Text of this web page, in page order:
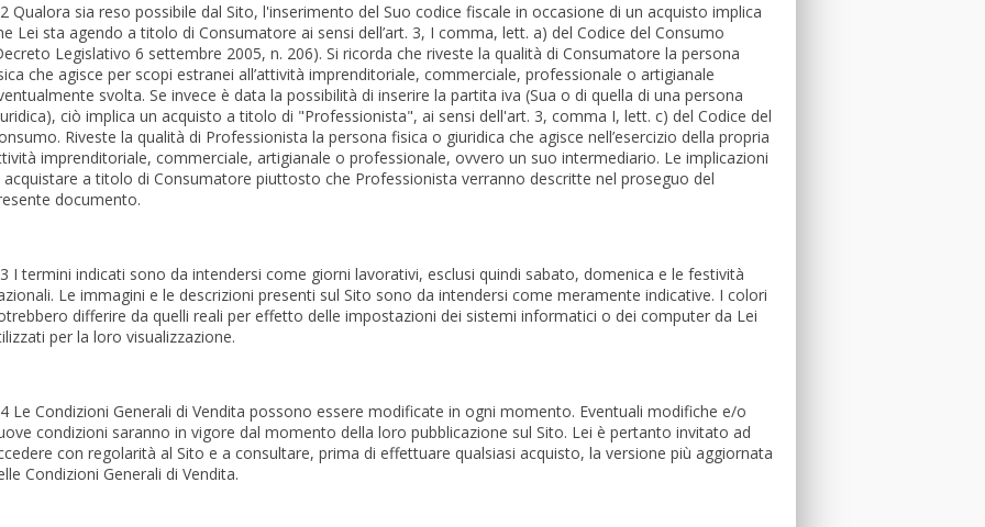
Qualora sia reso possibile dal Sito, l'inserimento del Suo codice fiscale in occasione di un acquisto implica
Lei sta agendo a titolo di Consumatore ai sensi dell’art. 3, I comma, lett. a) del Codice del Consumo
Legislativo 6 settembre 2005, n. 206). Si ricorda che riveste la qualità di Consumatore la persona
che agisce per scopi estranei all’attività imprenditoriale, commerciale, professionale o artigianale
svolta. Se invece è data la possibilità di inserire la partita iva (Sua o di quella di una persona
ciò implica un acquisto a titolo di "Professionista", ai sensi dell'art. 3, comma I, lett. c) del Codice del
Riveste la qualità di Professionista la persona fisica o giuridica che agisce nell’esercizio della propria
imprenditoriale, commerciale, artigianale o professionale, ovvero un suo intermediario. Le implicazioni
acquistare a titolo di Consumatore piuttosto che Professionista verranno descritte nel proseguo del
documento.
I termini indicati sono da intendersi come giorni lavorativi, esclusi quindi sabato, domenica e le festività
Le immagini e le descrizioni presenti sul Sito sono da intendersi come meramente indicative. I colori
differire da quelli reali per effetto delle impostazioni dei sistemi informatici o dei computer da Lei
per la loro visualizzazione.
Le Condizioni Generali di Vendita possono essere modificate in ogni momento. Eventuali modifiche e/o
condizioni saranno in vigore dal momento della loro pubblicazione sul Sito. Lei è pertanto invitato ad
con regolarità al Sito e a consultare, prima di effettuare qualsiasi acquisto, la versione più aggiornata
Condizioni Generali di Vendita.